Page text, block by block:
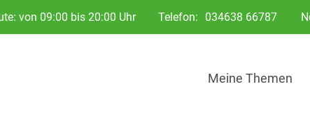
von 09:00 bis 20:00 Uhr Telefon: 034638 66787
Meine Themen